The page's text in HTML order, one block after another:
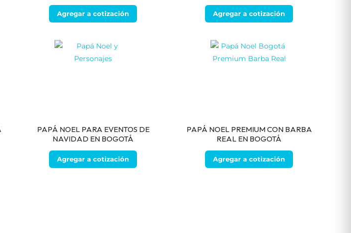
Agregar a cotización Agregar a cotización
PAPÁ NOEL PARA EVENTOS DE
NAVIDAD EN BOGOTÁ
Agregar a cotización
PAPÁ NOEL PREMIUM CON BARBA
REAL EN BOGOTÁ
Agregar a cotización